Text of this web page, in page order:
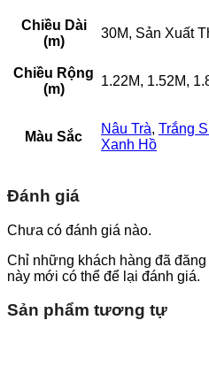
Chiều Dài
(m)
30M, Sản Xuất
Chiều Rộng
(m)
1.22M, 1.52M,
Màu Sắc
Nâu Trà, Trắng
Xanh Hồ
Đánh giá
Chưa có đánh giá nào.
Chỉ những khách hàng đã
này mới có thể để lại đánh giá.
Sản phẩm tương tự